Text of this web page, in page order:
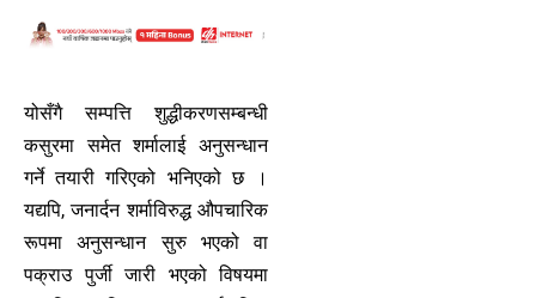
योसँगै सम्पत्ति शुद्धीकरणसम्बन्धी
कसुरमा समेत शर्मालाई अनुसन्धान
गर्ने तयारी गरिएको भनिएको छ ।
यद्यपि, जनार्दन शर्माविरुद्ध औपचारिक
रूपमा अनुसन्धान सुरु भएको वा
पक्राउ पुर्जी जारी भएको विषयमा